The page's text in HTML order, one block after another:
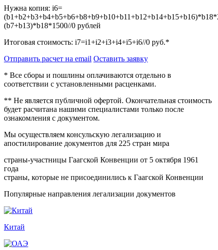
Нужна копия: i6=
(b7+b13)*b18*1500//0 рублей
Итоговая стоимость: i7=i1+i2+i3+i4+i5+i6//0 руб.*
Отправить расчет на email Оставить заявку
* Все сборы и пошлины оплачиваются отдельно в
соответствии с установленными расценками.
** Не является публичной офертой. Окончательная стоимость
будет расчитана нашими специалистами только после
ознакомления с документом.
Мы осуществляем консульскую легализацию и
апостилирование документов для 225 стран мира
страны-участницы Гаагской Конвенции от 5 октября 1961
года
страны, которые не присоединились к Гаагской Конвенции
Популярные направления легализации документов
Китай